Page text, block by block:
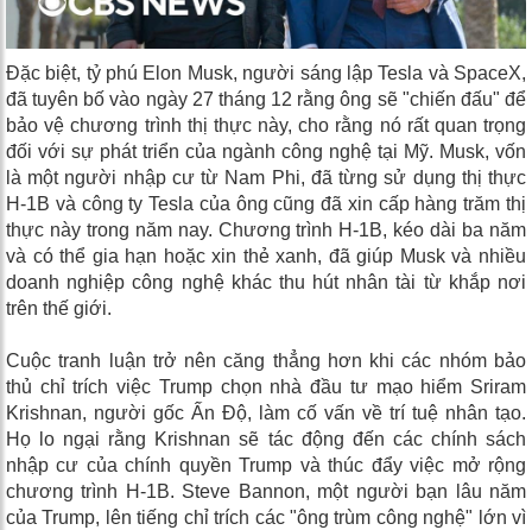
Đặc biệt, tỷ phú Elon Musk, người sáng lập Tesla và SpaceX,
đã tuyên bố vào ngày 27 tháng 12 rằng ông sẽ "chiến đấu" để
bảo vệ chương trình thị thực này, cho rằng nó rất quan trọng
đối với sự phát triển của ngành công nghệ tại Mỹ. Musk, vốn
là một người nhập cư từ Nam Phi, đã từng sử dụng thị thực
H-1B và công ty Tesla của ông cũng đã xin cấp hàng trăm thị
thực này trong năm nay. Chương trình H-1B, kéo dài ba năm
và có thể gia hạn hoặc xin thẻ xanh, đã giúp Musk và nhiều
doanh nghiệp công nghệ khác thu hút nhân tài từ khắp nơi
trên thế giới.
Cuộc tranh luận trở nên căng thẳng hơn khi các nhóm bảo
thủ chỉ trích việc Trump chọn nhà đầu tư mạo hiểm Sriram
Krishnan, người gốc Ấn Độ, làm cố vấn về trí tuệ nhân tạo.
Họ lo ngại rằng Krishnan sẽ tác động đến các chính sách
nhập cư của chính quyền Trump và thúc đẩy việc mở rộng
chương trình H-1B. Steve Bannon, một người bạn lâu năm
của Trump, lên tiếng chỉ trích các "ông trùm công nghệ" lớn vì